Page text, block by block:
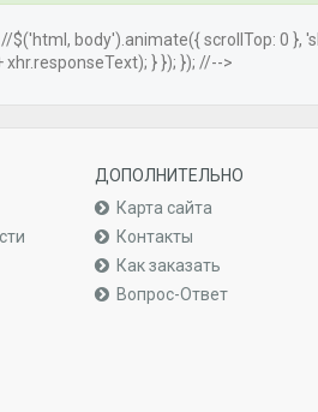
body').animate({ scrollTop: 0 },
} }); }); //-->
ДОПОЛНИТЕЛЬНО
Карта сайта
Контакты
Как заказать
Вопрос-Ответ